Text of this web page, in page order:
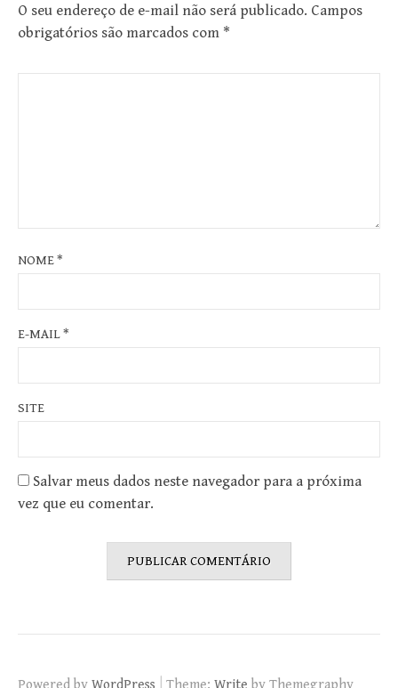
O seu endereço de e-mail não será publicado. Campos
obrigatórios são marcados com *
NOME*
E-MAIL*
SITE
Salvar meus dados neste navegador para a próxima
vez que eu comentar.
Powered by WordPress Theme: Write by Themegraphy